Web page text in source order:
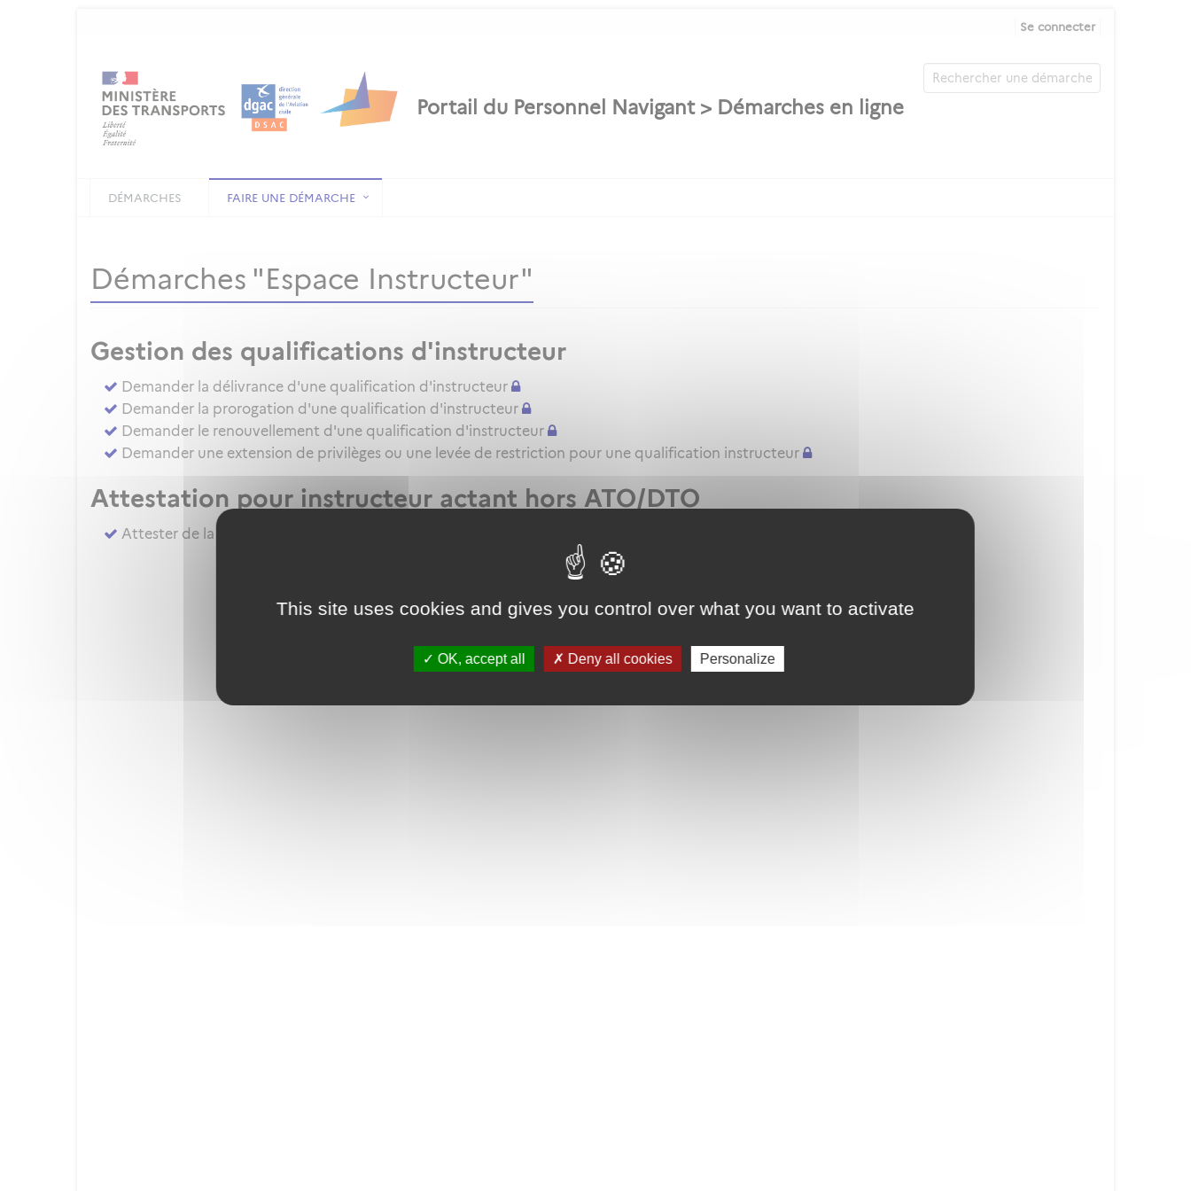
This site uses cookies and gives you control over what you want to activate
OK, accept all Deny all cookies Personalize
Se connecter
DÉMARCHES FAIRE UNE DÉMARCHE
Démarches "Espace Instructeur"
Gestion des qualifications d'instructeur
Demander la délivrance d'une qualification d'instructeur
Demander la prorogation d'une qualification d'instructeur
Demander le renouvellement d'une qualification d'instructeur
Demander une extension de privilèges ou une levée de restriction pour une qualification instructeur
Attestation pour instructeur actant hors ATO/DTO
Attester de la réalisation du complément VHL pour l'attestation de formation pratique QC/QT